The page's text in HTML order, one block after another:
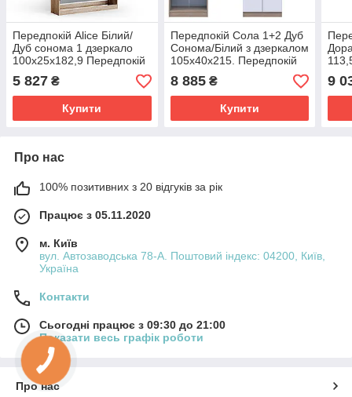
Передпокій Alice Білий/
Дуб сонома 1 дзеркало
100х25х182,9 Передпокій
меблі. Сучасні передпокої.
Меблевий міні передпокій
5 827 ₴
Купити
Передпокій Сола 1+2 Дуб
Сонома/Білий з дзеркалом
105х40х215. Передпокій
меблі. Сучасні передпокої.
Меблевий передпокій
8 885₴
Купити
9
Про нас
100% позитивних з 20 відгуків за рік
Працює з 05.11.2020
м. Київ
вул. Автозаводська 78-А. Поштовий індекс: 04200, Київ,
Україна
Контакти
Сьогодні працює з 09:30 до 21:00
Показати весь графік роботи
Про нас